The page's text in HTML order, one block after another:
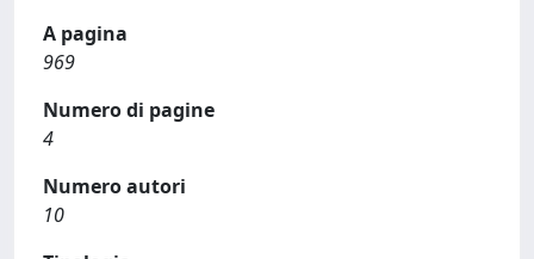
A pagina
969
Numero di pagine
4
Numero autori
10